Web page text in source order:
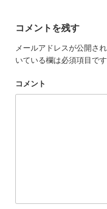
コメントを残す
メールアドレスが公開さ
いている欄は必須項目です
コメント